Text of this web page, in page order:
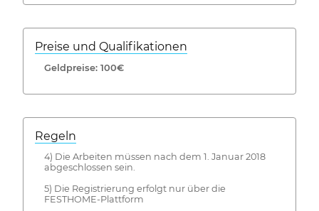
Preise und Qualifikationen
Geldpreise: 100€
Regeln
4) Die Arbeiten müssen nach dem 1. Januar 2018
abgeschlossen sein.
5) Die Registrierung erfolgt nur über die
FESTHOME-Plattform